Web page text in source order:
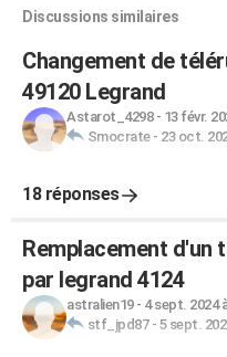
Discussions similaires
Changement de
49120 Legrand
Astarot_4298- 13 févr.
Smocrate- 23 oct.
18 réponses
Remplacement d'un
par legrand 4124
astralien19- 4 sept. 2024
stf_jpd87- 5 sept.